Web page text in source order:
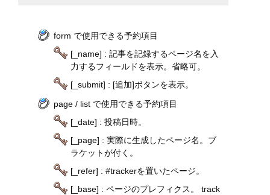
form で使用できる予約項目
[_name] : 記事を記録するページ名を入
力するフィールドを表示。省略可。
[_submit] : [追加]ボタンを表示。
page / list で使用できる予約項目
[_date] : 投稿日時。
[_page] : 実際に生成したページ名。ブ
ラケットが付く。
[_refer] : #trackerを置いたページ。
[_base] : ページのプレフィクス。 track